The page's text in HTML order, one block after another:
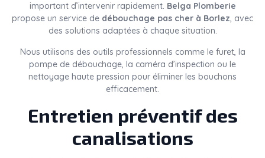
important d’intervenir rapidement. Belga Plomberie
propose un service de débouchage pas cher à Borlez, avec
des solutions adaptées à chaque situation.
Nous utilisons des outils professionnels comme le furet, la
pompe de débouchage, la caméra d’inspection ou le
nettoyage haute pression pour éliminer les bouchons
efficacement.
Entretien préventif des
canalisations